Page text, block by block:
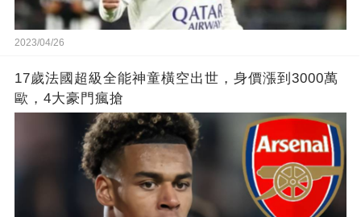
2023/04/26
17歲法國超級全能神童橫空出世，身價漲到3000萬
歐，4大豪門瘋搶